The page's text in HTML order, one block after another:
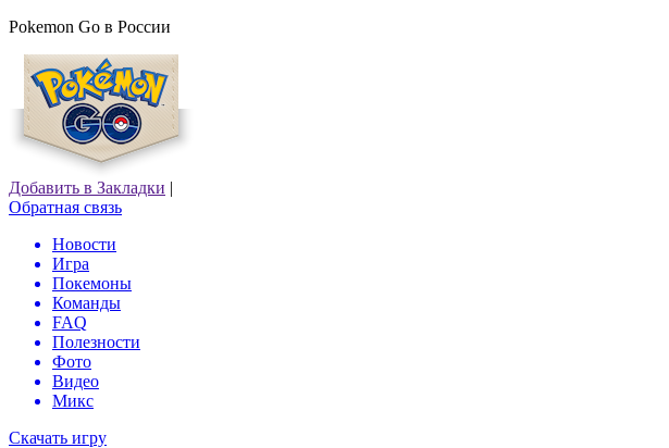
Pokemon Go в России
Добавить в Закладки |
Обратная связь
Новости
Игра
Покемоны
Команды
FAQ
Полезности
Фото
Видео
Микс
Скачать игру